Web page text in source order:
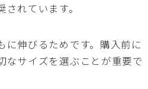
れています。
に伸びるためです。購入前に
なサイズを選ぶことが重要で